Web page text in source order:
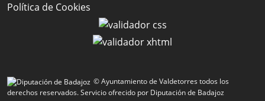
Política de Cookies
© Ayuntamiento de Valdetorres todos los
derechos reservados.Servicio ofrecido por Diputación de Badajoz